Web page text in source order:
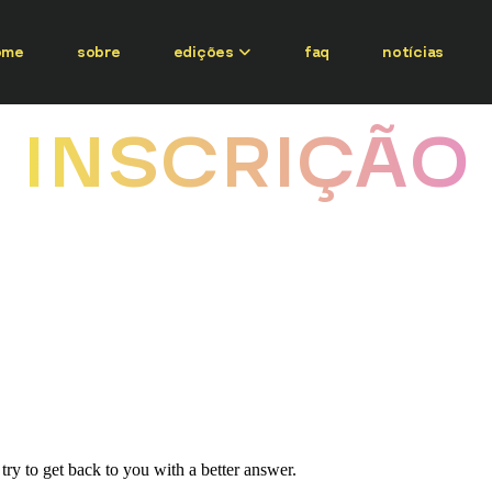
sobre edições faq notícias
INSCRIÇÃO